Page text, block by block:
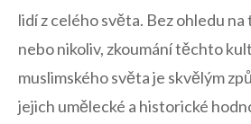
lidí z celého světa. Bez ohledu
nebo nikoliv, zkoumání těchto
muslimského světa ​je skvělým
jejich umělecké a historické